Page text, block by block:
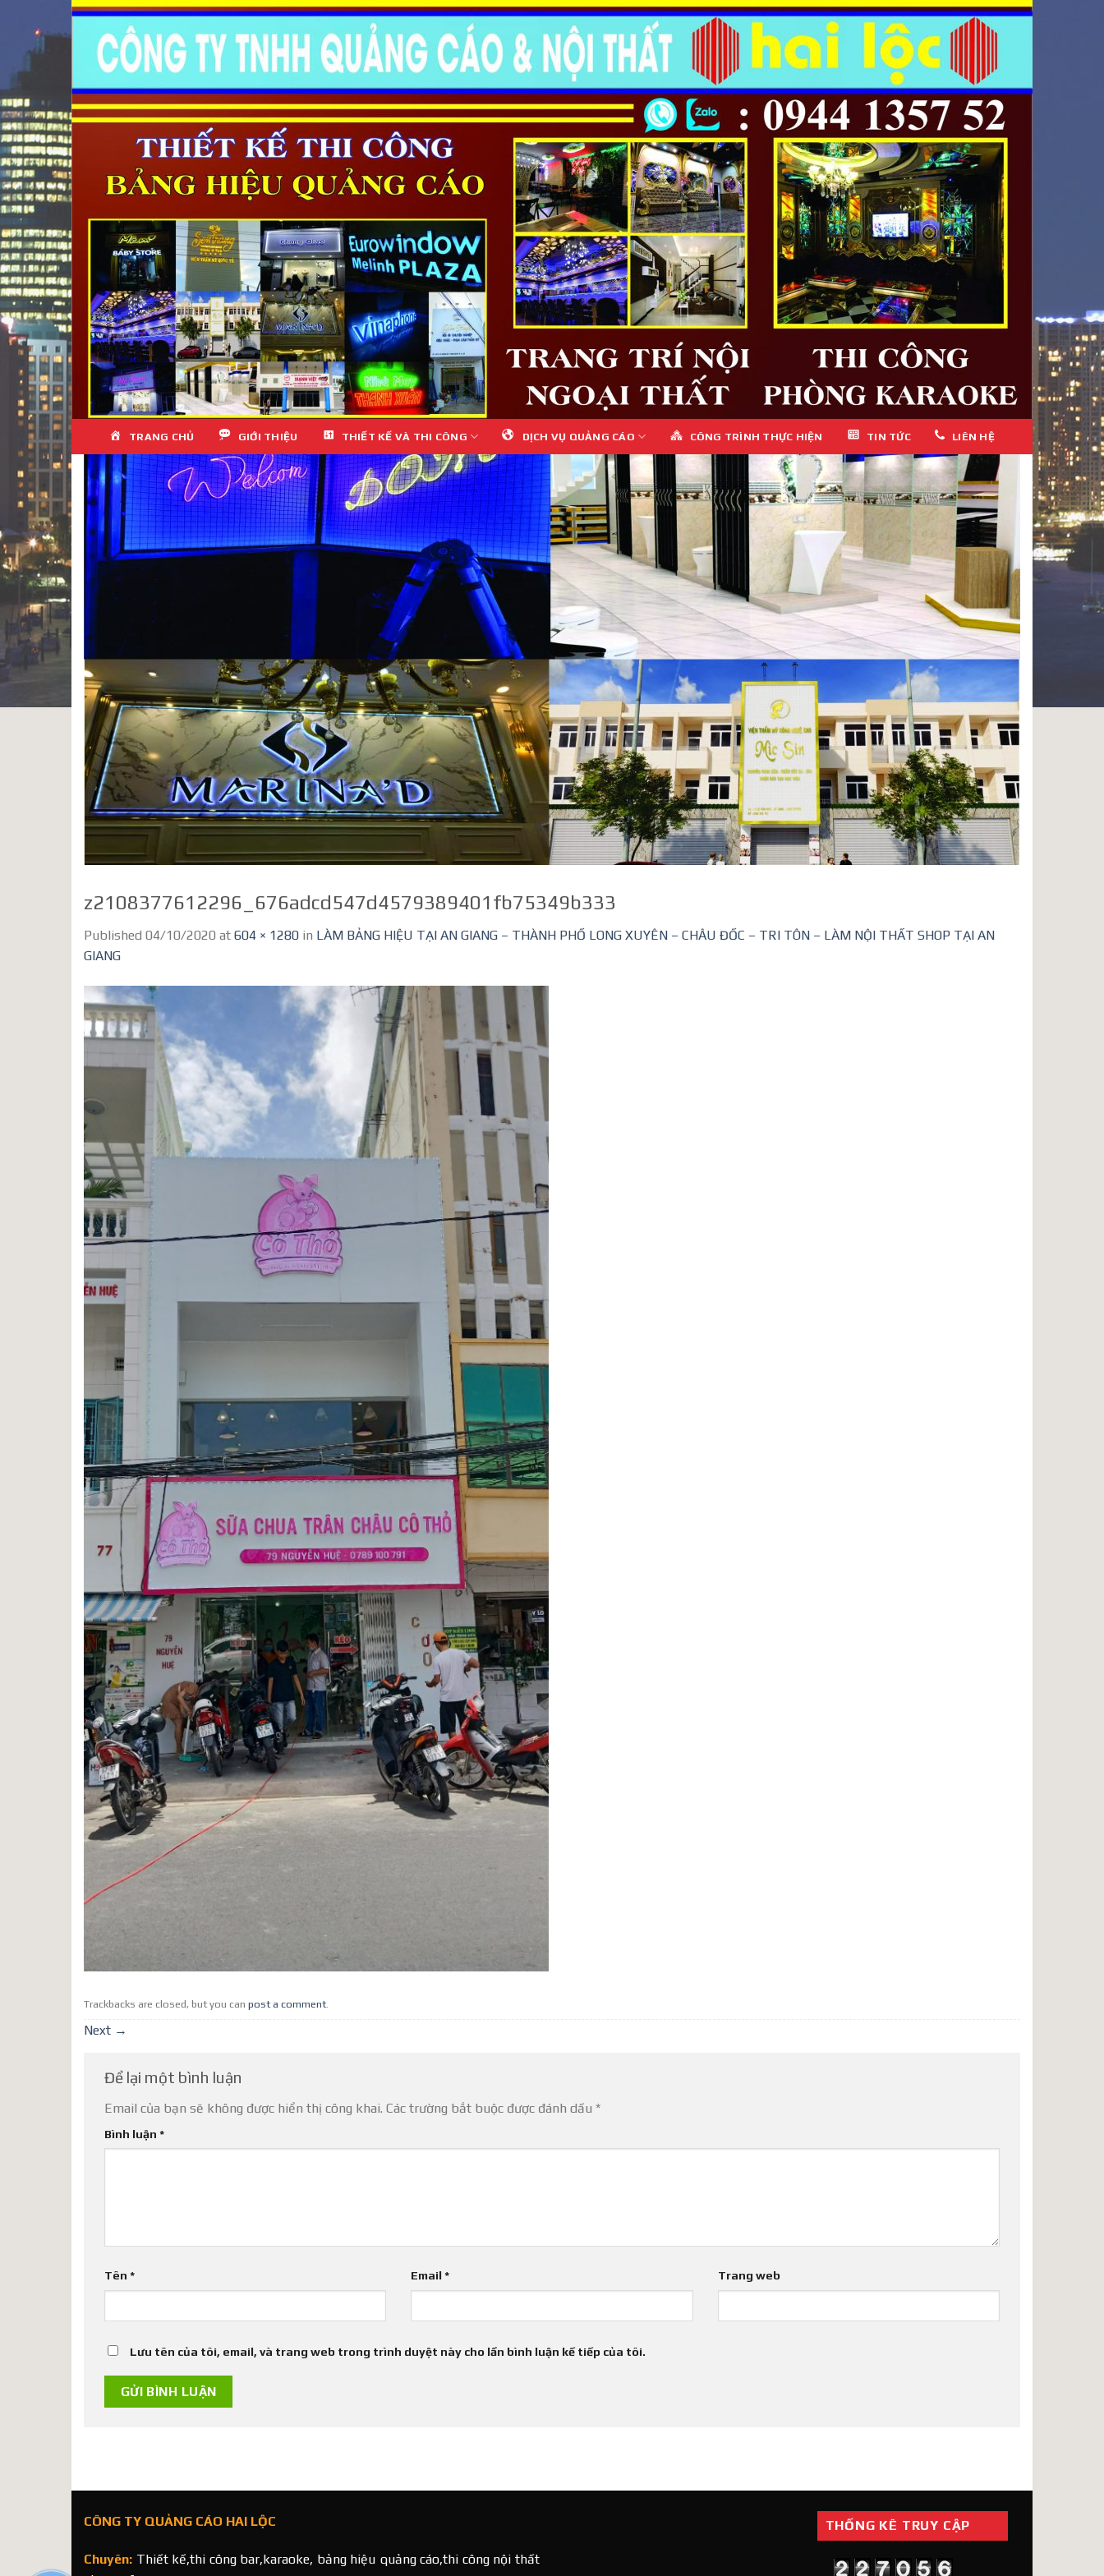
Skip
content
TRANG CHỦ GIỚI THIỆU THIẾT KẾ VÀ THI CÔNG DỊCH VỤ QUẢNG CÁO CÔNG TRÌNH THỰC HIỆN TIN TỨC LIÊN HỆ
z2108377612296_676adcd547d4579389401fb75349b333
Published 04/10/2020 at 604 × 1280 in LÀM BẢNG HIỆU TẠI AN GIANG – THÀNH PHỐ LONG XUYÊN – CHÂU ĐỐC – TRI TÔN – LÀM NỘI THẤT SHOP TẠI AN
GIANG
Trackbacks are closed, but you can post a comment.
Next →
Để lại một bình luận
Email của bạn sẽ không được hiển thị công khai. Các trường bắt buộc được đánh dấu *
Bình luận *
Tên * Email* Trang web
Lưu tên của tôi, email, và trang web trong trình duyệt này cho lần bình luận kế tiếp của tôi.
CÔNG TY QUẢNG CÁO HAI LỘC
Chuyên: Thiết kế,thi công bar,karaoke, bảng hiệu quảng cáo,thi công nội thất
THỐNG KÊ TRUY CẬP